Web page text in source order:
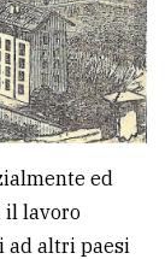
ed
il lavoro
ad altri paesi